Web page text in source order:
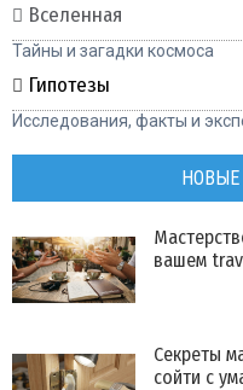
Вселенная
Тайны и загадки космоса
Гипотезы
Исследования, факты и
вашем
Секреты
сойти с